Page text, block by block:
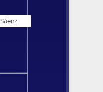
Sáenz